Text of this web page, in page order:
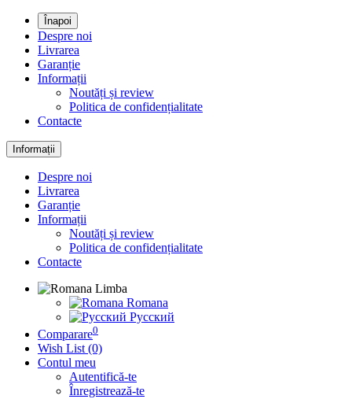
Înapoi
Despre noi
Livrarea
Garanție
Informații
Noutăți și review
Politica de confidențialitate
Contacte
Informații
Despre noi
Livrarea
Garanție
Informații
Noutăți și review
Politica de confidențialitate
Contacte
Limba
Romana
Русский
Comparare0
Wish List (0)
Contul meu
Autentifică-te
Înregistrează-te